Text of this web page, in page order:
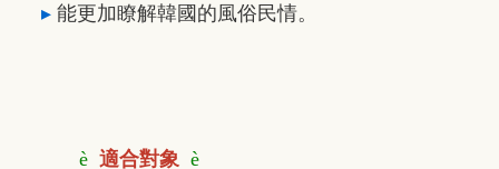
▸ 能更加瞭解韓國的風俗民情。
è 適合對象 è